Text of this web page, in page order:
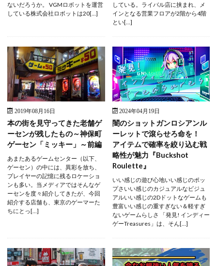
ないだろうか。 VGMロボットを運営
している株式会社ロボットは20[…]
している。ライバル店に挟まれ、メ
インとなる営業フロアが2階から4階
とい[…]
2019年08月16日
本の街を見守ってきた老舗ゲ
ーセンが残したもの～神保町
ゲーセン「ミッキー」～前編
あまたあるゲームセンター（以下、
ゲーセン）の中には、異彩を放ち、
プレイヤーの記憶に残るロケーショ
ンも多い。当メディアではそんなゲ
ーセンを度々紹介してきたが、今回
紹介する店舗も、東京のゲーマーた
ちにとっ[…]
2024年04月19日
闇のショットガンロシアンル
ーレットで滾らせろ命を！
アイテムで確率を絞り込む戦
略性が魅力『Buckshot
Roulette』
いい感じの遊び心地いい感じのポッ
プさいい感じのカジュアルなビジュ
アルいい感じの2Dドットなゲームも
豊富いい感じの重すぎない＆軽すぎ
ないゲームらしさ 「発見! インディー
ゲーTreasures」は、そん[…]